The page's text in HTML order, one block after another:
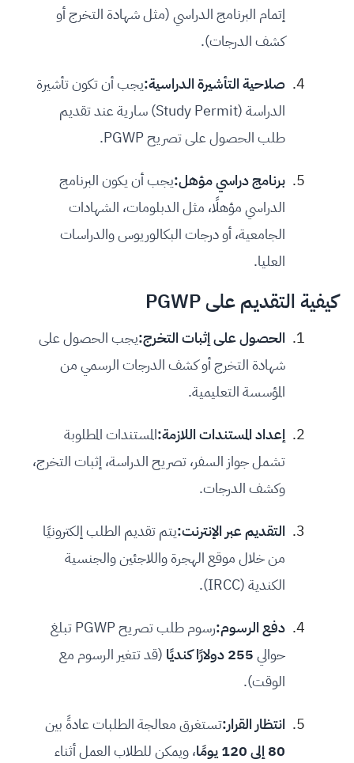
إتمام البرنامج الدراسي (مثل شهادة التخرج أو
كشف الدرجات).
صلاحية التأشيرة الدراسية:يجب أن تكون تأشيرة
الدراسة (Study Permit) سارية عند تقديم
طلب الحصول على تصريح PGWP.
برنامج دراسي مؤهل:يجب أن يكون البرنامج
الدراسي مؤهلًا، مثل الدبلومات، الشهادات
الجامعية، أو درجات البكالوريوس والدراسات
العليا.
كيفية التقديم على PGWP
الحصول على إثبات التخرج:يجب الحصول على
شهادة التخرج أو كشف الدرجات الرسمي من
المؤسسة التعليمية.
إعداد المستندات اللازمة:المستندات المطلوبة
تشمل جواز السفر، تصريح الدراسة، إثبات التخرج،
وكشف الدرجات.
التقديم عبر الإنترنت:يتم تقديم الطلب إلكترونيًا
من خلال موقع الهجرة واللاجئين والجنسية
الكندية (IRCC).
دفع الرسوم:
رسوم طلب تصريح PGWP تبلغ
حوالي255 دولارًا كنديًا
(قد تتغير الرسوم مع
الوقت).
انتظار القرار:تستغرق معالجة الطلبات عادةً بين
80 إلى 120 يومًا
، ويمكن للطلاب العمل أثناء